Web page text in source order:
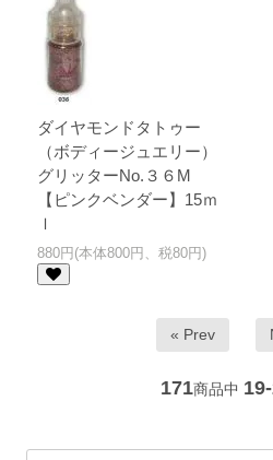
ダイヤモンドタトゥー
（ボディージュエリー）
グリッターNo.３６M
【ピンクベンダー】15ｍ
ｌ
880円(本体800円、税80円)
« Prev
171商品中